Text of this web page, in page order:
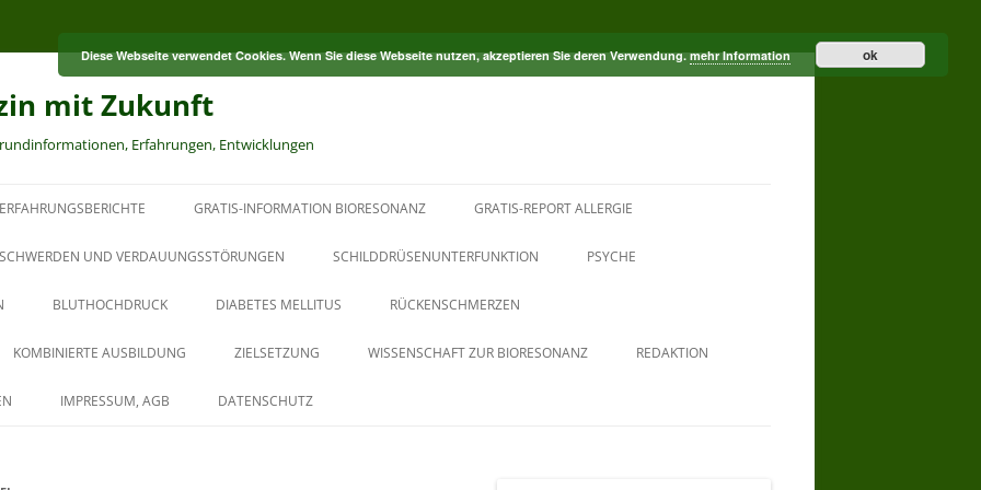
mit Zukunft
Erfahrungen, Entwicklungen
ERFAHRUNGSBERICHTE GRATIS-INFORMATION BIORESONANZ GRATIS-REPORT ALLERGIE
UND VERDAUUNGSSTÖRUNGEN SCHILDDRÜSENUNTERFUNKTION PSYCHE
BLUTHOCHDRUCK DIABETES MELLITUS RÜCKENSCHMERZEN
KOMBINIERTE AUSBILDUNG
AUS DER PAUL-SCHMIDT-
ZIELSETZUNG WISSENSCHAFT ZUR BIORESONANZ REDAKTION
IMPRESSUM, AGB DATENSCHUTZ
Diese Webseite verwendet Cookies. Wenn Sie diese Webseite nutzen, akzeptieren Sie deren Verwendung.mehr Information ok